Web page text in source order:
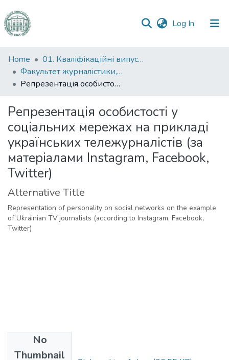
Log In (current)
Communities
&
Collections
Statistics
Home
01. Кваліфікаційні випускні роботи здобувачів вищої освіти
Факультет журналістики, реклами та видавничої справи
Репрезентація особистості у соціальних мережах на прикладі українських тележурналістів (за матеріалами Instagram, Facebook, Twitter)
Репрезентація особистості у
соціальних мережах на прикладі
українських тележурналістів (за
матеріалами Instagram, Facebook,
Twitter)
Alternative Title
Representation of personality on social networks on the example
of Ukrainian TV journalists (according to Instagram, Facebook,
Twitter)
No
Thumbnail